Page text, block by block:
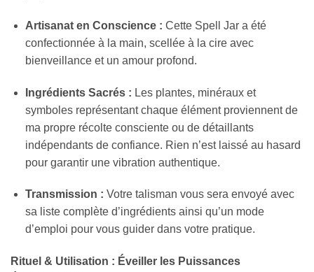
Artisanat en Conscience : Cette Spell Jar a été
confectionnée à la main, scellée à la cire avec
bienveillance et un amour profond.
Ingrédients Sacrés : Les plantes, minéraux et
symboles représentant chaque élément proviennent de
ma propre récolte consciente ou de détaillants
indépendants de confiance. Rien n’est laissé au hasard
pour garantir une vibration authentique.
Transmission : Votre talisman vous sera envoyé avec
sa liste complète d’ingrédients ainsi qu’un mode
d’emploi pour vous guider dans votre pratique.
Rituel & Utilisation : Éveiller les Puissances